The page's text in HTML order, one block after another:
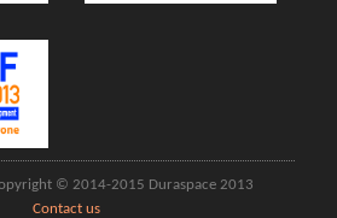
© 2014-2015 Duraspace 2013
Contact us